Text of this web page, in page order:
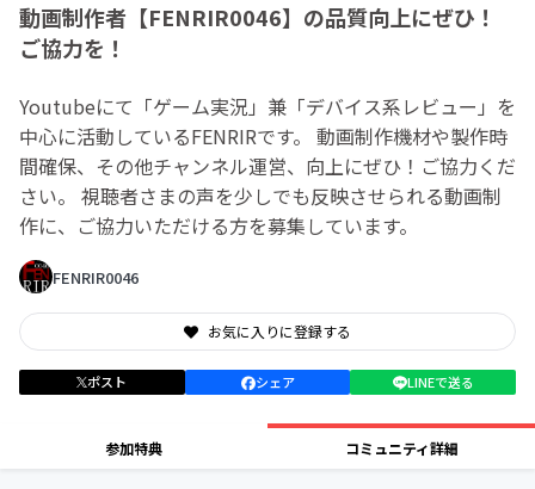
動画制作者【FENRIR0046】の品質向上にぜひ！
ご協力を！
Youtubeにて「ゲーム実況」兼「デバイス系レビュー」を
中心に活動しているFENRIRです。 動画制作機材や製作時
間確保、その他チャンネル運営、向上にぜひ！ご協力くだ
さい。 視聴者さまの声を少しでも反映させられる動画制
作に、ご協力いただける方を募集しています。
FENRIR0046
お気に入りに登録する
ポスト シェア LINEで送る
参加特典 コミュニティ詳細